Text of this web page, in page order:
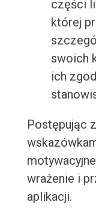
części
której
swoich
ich
Postępując
wrażenie i
aplikacji.